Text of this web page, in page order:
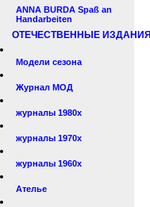
ANNA BURDA Spaß an
Handarbeiten
ОТЕЧЕСТВЕННЫЕ ИЗДАНИЯ
Модели сезона
Журнал МОД
журналы 1980х
журналы 1970х
журналы 1960х
Ателье